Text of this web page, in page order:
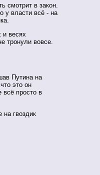
смотрит в закон.
у власти всё - на
и весях
тронули вовсе.
Путина на
это он
всё просто в
на гвоздик